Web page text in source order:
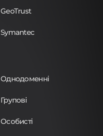
GeoTrust
Symantec
Однодоменні
Групові
Особисті